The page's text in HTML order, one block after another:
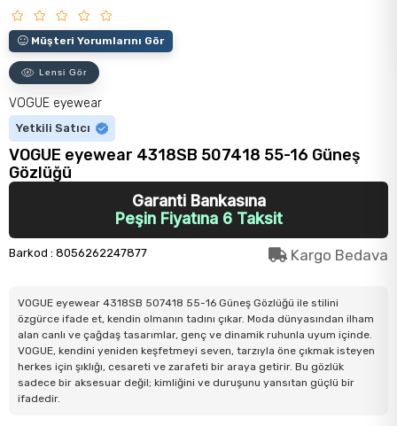
Müşteri Yorumlarını Gör
Lensi Gör
VOGUE eyewear
Yetkili Satıcı
VOGUE eyewear 4318SB 507418 55-16 Güneş
Gözlüğü
Garanti Bankasına
Peşin Fiyatına 6 Taksit
Barkod : 8056262247877 Kargo Bedava
VOGUE eyewear 4318SB 507418 55-16 Güneş Gözlüğü ile stilini
özgürce ifade et, kendin olmanın tadını çıkar. Moda dünyasından ilham
alan canlı ve çağdaş tasarımlar, genç ve dinamik ruhunla uyum içinde.
VOGUE, kendini yeniden keşfetmeyi seven, tarzıyla öne çıkmak isteyen
herkes için şıklığı, cesareti ve zarafeti bir araya getirir. Bu gözlük
sadece bir aksesuar değil; kimliğini ve duruşunu yansıtan güçlü bir
ifadedir.